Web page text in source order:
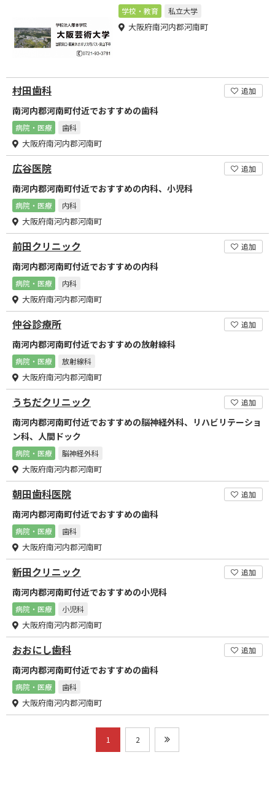
学校・教育
私立大学
大阪府南河内郡河南町
村田歯科 追加
南河内郡河南町付近でおすすめの歯科
病院・医療 歯科
大阪府南河内郡河南町
広谷医院 追加
南河内郡河南町付近でおすすめの内科、小児科
病院・医療 内科
大阪府南河内郡河南町
前田クリニック 追加
南河内郡河南町付近でおすすめの内科
病院・医療 内科
大阪府南河内郡河南町
仲谷診療所 追加
南河内郡河南町付近でおすすめの放射線科
病院・医療 放射線科
大阪府南河内郡河南町
うちだクリニック 追加
南河内郡河南町付近でおすすめの脳神経外科、リハビリテーショ
ン科、人間ドック
病院・医療 脳神経外科
大阪府南河内郡河南町
朝田歯科医院 追加
南河内郡河南町付近でおすすめの歯科
病院・医療 歯科
大阪府南河内郡河南町
新田クリニック 追加
南河内郡河南町付近でおすすめの小児科
病院・医療 小児科
大阪府南河内郡河南町
おおにし歯科 追加
南河内郡河南町付近でおすすめの歯科
病院・医療 歯科
大阪府南河内郡河南町
1 2